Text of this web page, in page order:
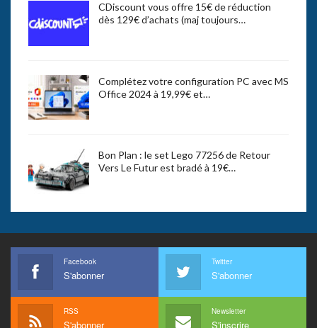
CDiscount vous offre 15€ de réduction
dès 129€ d’achats (maj toujours…
Complétez votre configuration PC avec MS
Office 2024 à 19,99€ et…
Bon Plan : le set Lego 77256 de Retour
Vers Le Futur est bradé à 19€…
Facebook
S'abonner
Twitter
S'abonner
RSS
S'abonner
Newsletter
S'inscrire